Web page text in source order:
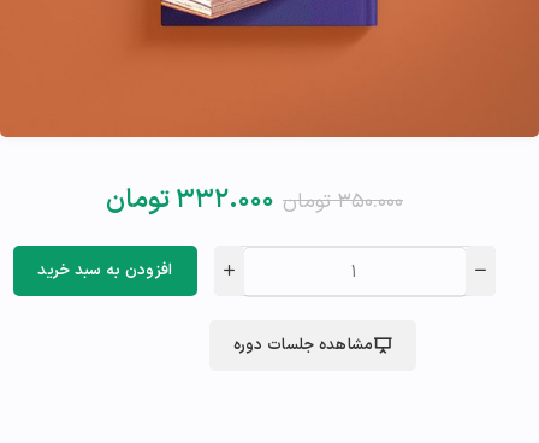
۳۵۰.۰۰۰تومان ۳۳۲.۰۰۰تومان
افزودن به سبد خرید
مشاهده جلسات دوره